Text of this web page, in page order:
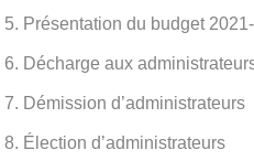
Présentation du budget
Décharge aux
Démission d’administrateurs
Élection d’administrateurs